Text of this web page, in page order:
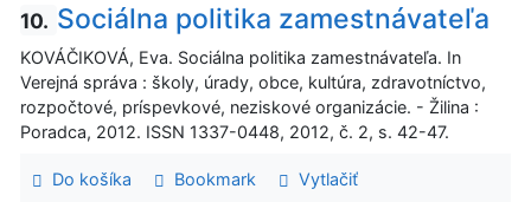
10. Sociálna politika zamestnávateľa
KOVÁČIKOVÁ, Eva. Sociálna politika zamestnávateľa. In
Verejná správa : školy, úrady, obce, kultúra, zdravotníctvo,
rozpočtové, príspevkové, neziskové organizácie. - Žilina :
Poradca, 2012. ISSN 1337-0448, 2012, č. 2, s. 42-47.
Do košíka Bookmark
Vytlačiť